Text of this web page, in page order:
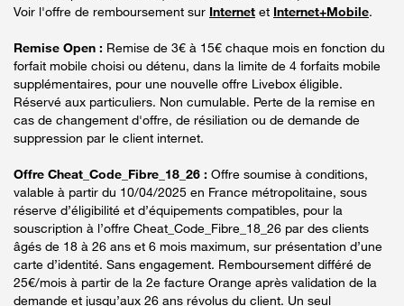
Voir l'offre de remboursement sur Internet et Internet+Mobile.
Remise Open : Remise de 3€ à 15€ chaque mois en fonction du
forfait mobile choisi ou détenu, dans la limite de 4 forfaits mobile
supplémentaires, pour une nouvelle offre Livebox éligible.
Réservé aux particuliers. Non cumulable. Perte de la remise en
cas de changement d'offre, de résiliation ou de demande de
suppression par le client internet.
Offre Cheat_Code_Fibre_18_26 : Offre soumise à conditions,
valable à partir du 10/04/2025 en France métropolitaine, sous
réserve d’éligibilité et d’équipements compatibles, pour la
souscription à l’offre Cheat_Code_Fibre_18_26 par des clients
âgés de 18 à 26 ans et 6 mois maximum, sur présentation d’une
carte d’identité. Sans engagement. Remboursement différé de
25€/mois à partir de la 2e facture Orange après validation de la
demande et jusqu’aux 26 ans révolus du client. Un seul